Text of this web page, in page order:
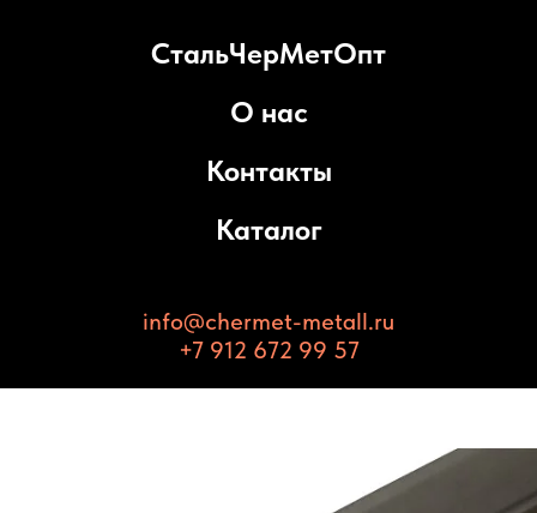
СтальЧерМетОпт
О нас
Контакты
Каталог
info@chermet-metall.ru
+7 912 672 99 57